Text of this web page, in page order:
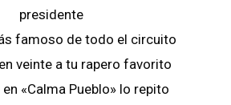
presidente
famoso de todo el circuito
veinte a tu rapero favorito
«Calma Pueblo» lo repito